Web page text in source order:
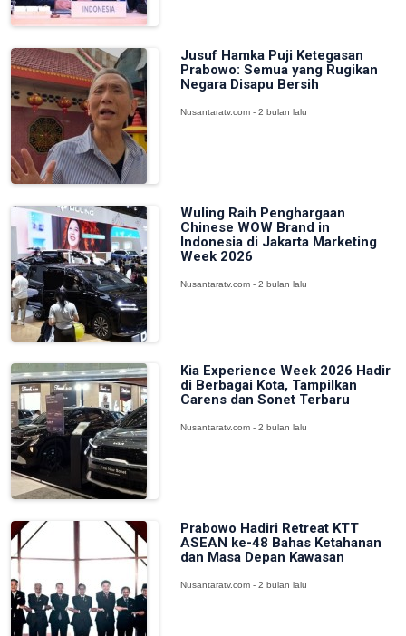
Jusuf Hamka Puji Ketegasan
Prabowo: Semua yang Rugikan
Negara Disapu Bersih
Nusantaratv.com - 2 bulan lalu
Wuling Raih Penghargaan
Chinese WOW Brand in
Indonesia di Jakarta Marketing
Week 2026
Nusantaratv.com - 2 bulan lalu
Kia Experience Week 2026 Hadir
di Berbagai Kota, Tampilkan
Carens dan Sonet Terbaru
Nusantaratv.com - 2 bulan lalu
Prabowo Hadiri Retreat KTT
ASEAN ke-48 Bahas Ketahanan
dan Masa Depan Kawasan
Nusantaratv.com - 2 bulan lalu